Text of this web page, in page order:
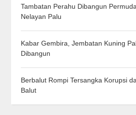
Tambatan Perahu Dibangun
Nelayan Palu
Kabar Gembira, Jembatan Kuning
Dibangun
Berbalut Rompi Tersangka Korupsi
Balut